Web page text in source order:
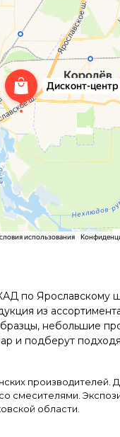
по Ярославскому
из
небольшие
и подберут
производителей.
смесителями.
области.